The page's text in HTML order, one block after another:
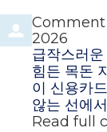
2026
급작스러
힘든 목돈
이 신용카
않는 선에
Read full